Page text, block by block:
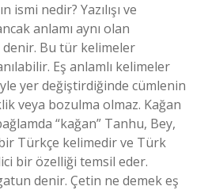
ismi nedir? Yazılışı ve
anlamı aynı olan
denir. Bu tür kelimeler
Eş anlamlı kelimeler
yer değiştirdiğinde cümlenin
veya bozulma olmaz. Kağan
“kağan” Tanhu, Bey,
Türkçe kelimedir ve Türk
bir özelliği temsil eder.
denir. Çetin ne demek eş